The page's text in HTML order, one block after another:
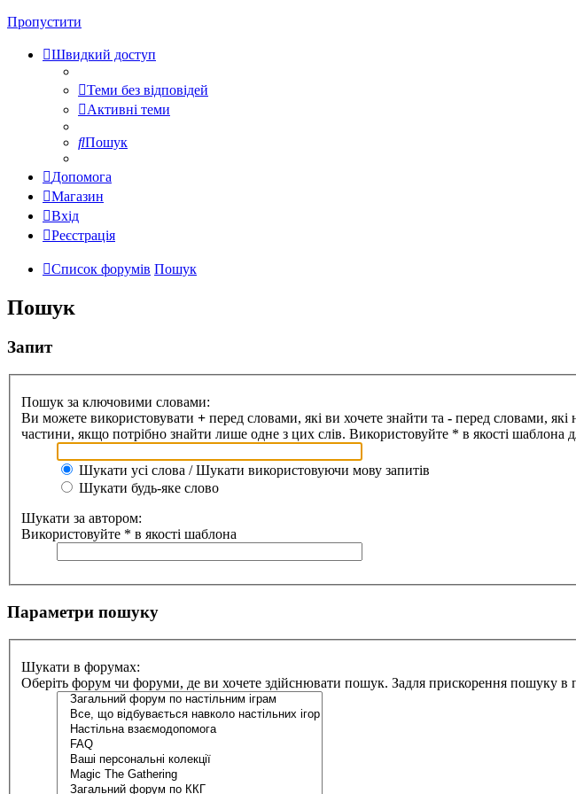
Пропустити
Швидкий доступ
Теми без відповідей
Активні теми
Пошук
Допомога
Магазин
Вхід
Реєстрація
Список форумів Пошук
Пошук
Запит
Пошук за ключовими словами:
Ви можете використовувати + перед словами, які ви хочете знайти та - перед словами, які
частини, якщо потрібно знайти лише одне з цих слів. Використовуйте * в якості шаблона
Шукати усі слова / Шукати використовуючи мову запитів
Шукати будь-яке слово
Шукати за автором:
Використовуйте * в якості шаблона
Параметри пошуку
Шукати в форумах:
Оберіть форум чи форуми, де ви хочете здійснювати пошук. Задля прискорення пошуку